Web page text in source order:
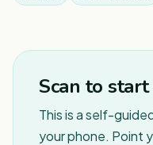
Scan to
This is a self-
your phone. Point